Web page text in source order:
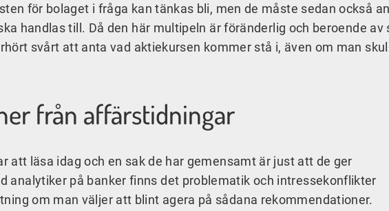
för bolaget i fråga kan tänkas bli, men de måste sedan också
handlas till. Då den här multipeln är föränderlig och beroende av
svårt att anta vad aktiekursen kommer stå i, även om man
från affärstidningar
att läsa idag och en sak de har gemensamt är just att de ger
analytiker på banker finns det problematik och intressekonflikter
om man väljer att blint agera på sådana rekommendationer.